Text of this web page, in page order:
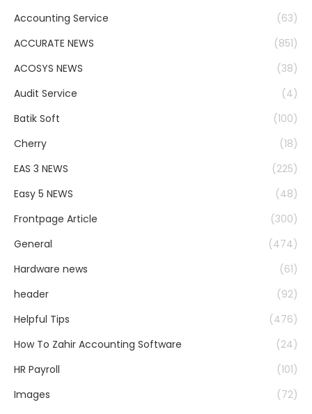
Accounting Service
(63)
ACCURATE NEWS
(851)
ACOSYS NEWS
(38)
Audit Service
(4)
Batik Soft
(100)
Cherry
(18)
EAS 3 NEWS
(225)
Easy 5 NEWS
(48)
Frontpage Article
(300)
General
(474)
Hardware news
(61)
header
(92)
Helpful Tips
(476)
How To Zahir Accounting Software
(24)
HR Payroll
(101)
Images
(72)